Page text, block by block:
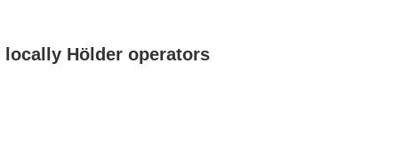
Hölder operators